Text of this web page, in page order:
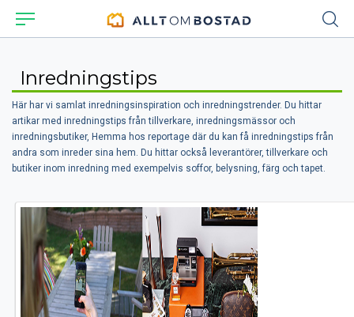
Inredningstips
Här har vi samlat inredningsinspiration och inredningstrender. Du hittar
artikar med inredningstips från tillverkare, inredningsmässor och
inredningsbutiker, Hemma hos reportage där du kan få inredningstips från
andra som inreder sina hem. Du hittar också leverantörer, tillverkare och
butiker inom inredning med exempelvis soffor, belysning, färg och tapet.